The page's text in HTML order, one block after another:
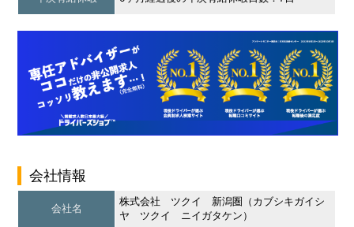
会社情報
会社名
株式会社 ツクイ 新潟圏（カブシキガイシ
ヤ ツクイ ニイガタケン）